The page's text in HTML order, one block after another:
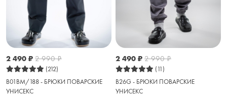
2 490 ₽ 2 990₽
(212)
B01BM/188 - БРЮКИ ПОВАРСКИЕ
УНИСЕКС
2 490 ₽ 2 990₽
(11)
B26G - БРЮКИ ПОВАРСКИЕ
УНИСЕКС